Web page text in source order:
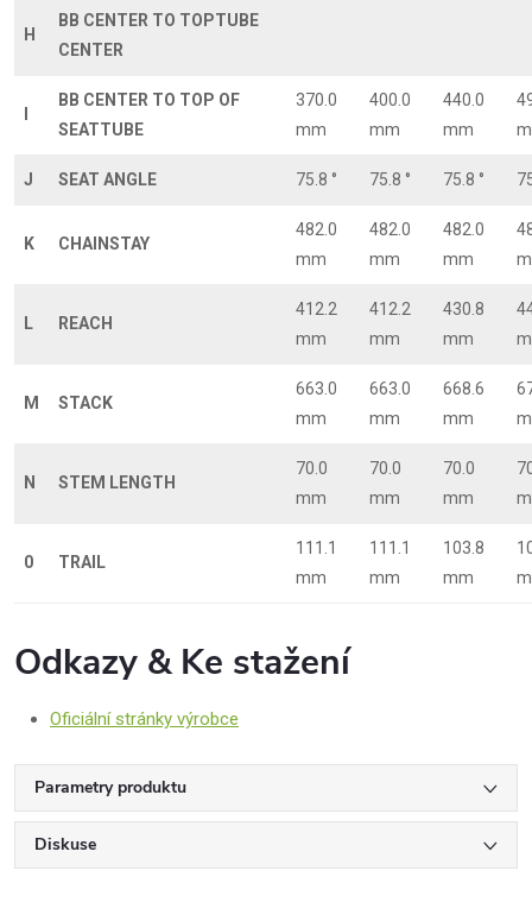
H
BB CENTER TO TOPTUBE
CENTER
BB CENTER TO TOP OF
SEATTUBE
370.0
mm
400.0
mm
440.0
mm
J SEAT ANGLE 75.8 ° 75.8 ° 75.8 °
K CHAINSTAY
482.0
mm
482.0
mm
482.0
mm
L REACH
412.2
mm
412.2
mm
430.8
mm
M STACK
663.0
mm
663.0
mm
668.6
mm
N STEM LENGTH
70.0
mm
70.0
mm
70.0
mm
0 TRAIL
111.1
mm
111.1
mm
103.8
mm
Odkazy & Ke stažení
Oficiální stránky výrobce
Parametry produktu
Diskuse